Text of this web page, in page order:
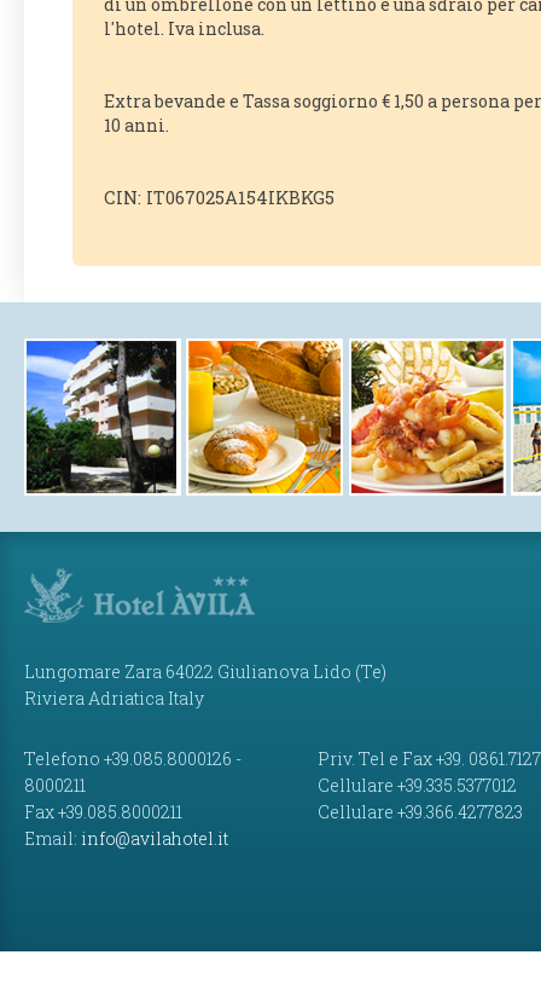
l'hotel. Iva inclusa.
Extra bevande e Tassa soggiorno € 1,50 a persona
10 anni.
CIN: IT067025A154IKBKG5
Lungomare Zara 64022 Giulianova Lido (Te)
Riviera Adriatica Italy
Telefono +39.085.8000126 -
8000211
Fax +39.085.8000211
Email: info@avilahotel.it
Priv. Tel e Fax +39.
Cellulare +39.335.5377012
Cellulare +39.366.4277823